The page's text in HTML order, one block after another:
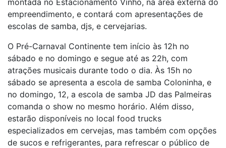
montada no Estacionamento Vinho, na área externa do
empreendimento, e contará com apresentações de
escolas de samba, djs, e cervejarias.
O Pré-Carnaval Continente tem início às 12h no
sábado e no domingo e segue até as 22h, com
atrações musicais durante todo o dia. Às 15h no
sábado se apresenta a escola de samba Coloninha, e
no domingo, 12, a escola de samba JD das Palmeiras
comanda o show no mesmo horário. Além disso,
estarão disponíveis no local food trucks
especializados em cervejas, mas também com opções
de sucos e refrigerantes, para refrescar o público de